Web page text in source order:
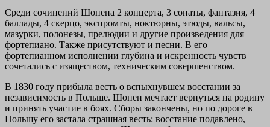
Среди сочинений Шопена 2 концерта, 3 сонаты, фантазия, 4
баллады, 4 скерцо, экспромты, ноктюрны, этюды, вальсы,
мазурки, полонезы, прелюдии и другие произведения для
фортепиано. Также присутствуют и песни. В его
фортепианном исполнении глубина и искренность чувств
сочетались с изяществом, техническим совершенством.
В 1830 году прибыла весть о вспыхнувшем восстании за
независимость в Польше. Шопен мечтает вернуться на родину
и принять участие в боях. Сборы закончены, но по дороге в
Польшу его застала страшная весть: восстание подавлено,